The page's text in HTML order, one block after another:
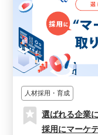
人材採用・育成
選ばれる企業
採用にマーケ